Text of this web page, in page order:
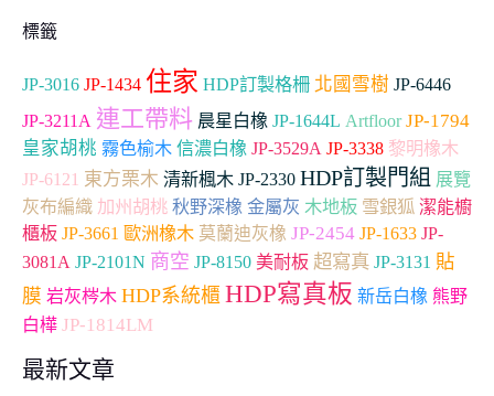
標籤
JP-3016 JP-1434 住家 HDP訂製格柵 北國雪樹 JP-6446
JP-3211A 連工帶料 晨星白橡 JP-1644L Artfloor JP-1794
皇家胡桃 霧色榆木 信濃白橡 JP-3529A JP-3338 黎明橡木
JP-6121 東方栗木 清新楓木 JP-2330 HDP訂製門組 展覽
灰布編織 加州胡桃 秋野深橡 金屬灰 木地板 雪銀狐 潔能櫥
櫃板 JP-3661 歐洲橡木 莫蘭迪灰橡 JP-2454 JP-1633 JP-
3081A JP-2101N 商空 JP-8150 美耐板 超寫真 JP-3131 貼
膜 岩灰梣木 HDP系統櫃 HDP寫真板 新岳白橡 熊野
白樺 JP-1814LM
最新文章